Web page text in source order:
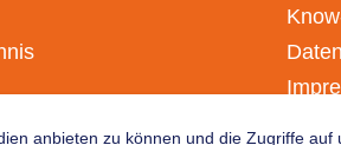
anbieten zu können und die Zugriffe